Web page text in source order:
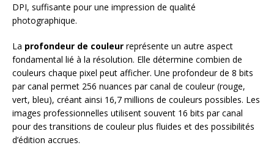
DPI, suffisante pour une impression de qualité
photographique.
La profondeur de couleur représente un autre aspect
fondamental lié à la résolution. Elle détermine combien de
couleurs chaque pixel peut afficher. Une profondeur de 8 bits
par canal permet 256 nuances par canal de couleur (rouge,
vert, bleu), créant ainsi 16,7 millions de couleurs possibles. Les
images professionnelles utilisent souvent 16 bits par canal
pour des transitions de couleur plus fluides et des possibilités
d’édition accrues.